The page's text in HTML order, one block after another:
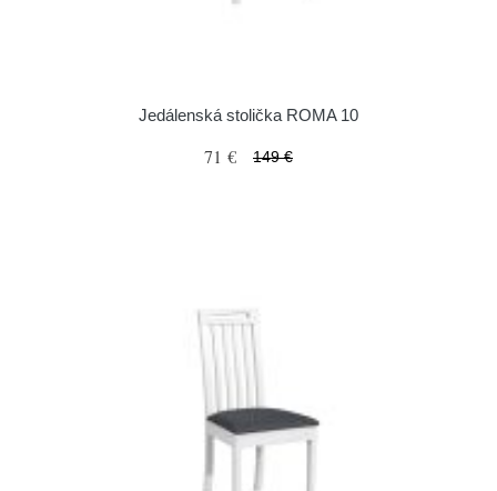
Jedálenská stolička ROMA 10
71 € 149 €